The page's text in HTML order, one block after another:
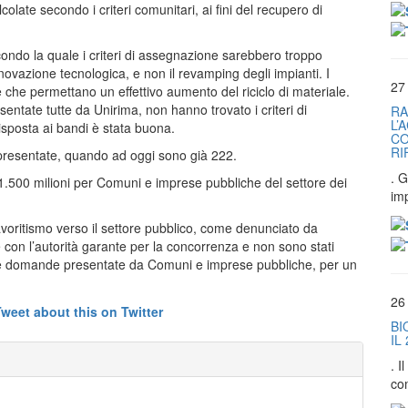
secondo i criteri comunitari, ai fini del recupero di
la quale i criteri di assegnazione sarebbero troppo
tecnologica, e non il revamping degli impianti. I
permettano un effettivo aumento del riciclo di materiale.
tutte da Unirima, non hanno trovato i criteri di
ai bandi è stata buona.
quando ad oggi sono già 222.
milioni per Comuni e imprese pubbliche del settore dei
verso il settore pubblico, come denunciato da
l’autorità garante per la concorrenza e non sono stati
presentate da Comuni e imprese pubbliche, per un
.
IL
.